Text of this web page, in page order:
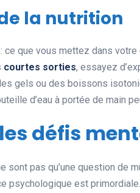
la nutrition
ce que vous mettez dans
courtes sorties, essayez
gels ou des boissons
d’eau à portée de main
défis
sont pas qu’une question de
psychologique est